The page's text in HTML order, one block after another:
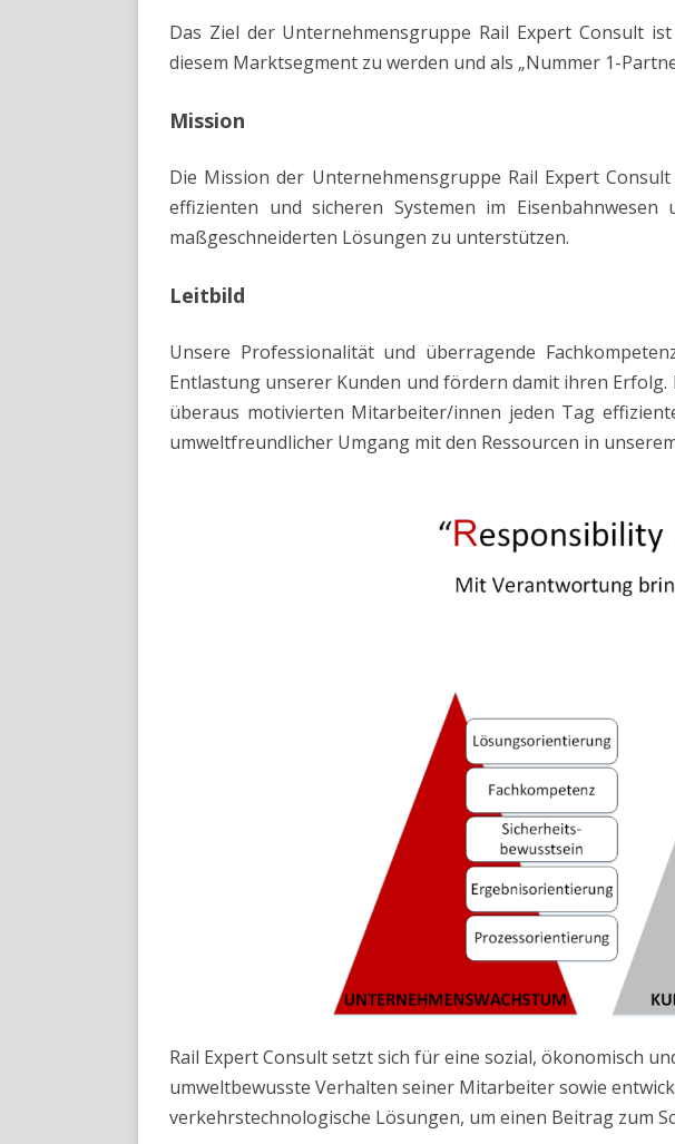
Das Ziel der Unternehmensgruppe Rail Expert Consult
diesem Marktsegment zu werden und als „Nummer 1-
Mission
Die Mission der Unternehmensgruppe Rail Expert
effizienten und sicheren Systemen im
maßgeschneiderten Lösungen zu unterstützen.
Leitbild
Unsere Professionalität und überragende
Entlastung unserer Kunden und fördern damit ihren
überaus motivierten Mitarbeiter/innen jeden Tag
umweltfreundlicher Umgang mit den Ressourcen in
Rail Expert Consult setzt sich für eine sozial, ökonomisch
umweltbewusste Verhalten seiner Mitarbeiter sowie
verkehrstechnologische Lösungen, um einen Beitrag zum